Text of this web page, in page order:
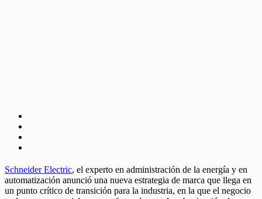
Schneider Electric, el experto en administración de la energía y en
automatización anunció una nueva estrategia de marca que llega en
un punto crítico de transición para la industria, en la que el negocio